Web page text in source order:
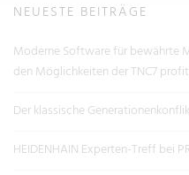
NEUESTE BEITRÄGE
Moderne Software für bewährte
den Möglichkeiten der TNC7
Der klassische
HEIDENHAIN Experten-Treff bei